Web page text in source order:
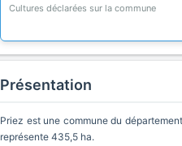
Cultures déclarées sur la commune
Présentation
Priez est une commune du
représente 435,5 ha.